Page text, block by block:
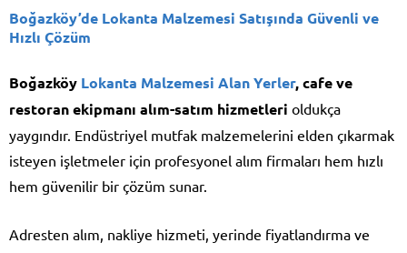
Boğazköy’de Lokanta Malzemesi Satışında Güvenli ve
Hızlı Çözüm
Boğazköy Lokanta Malzemesi Alan Yerler, cafe ve
restoran ekipmanı alım-satım hizmetleri oldukça
yaygındır. Endüstriyel mutfak malzemelerini elden çıkarmak
isteyen işletmeler için profesyonel alım firmaları hem hızlı
hem güvenilir bir çözüm sunar.
Adresten alım, nakliye hizmeti, yerinde fiyatlandırma ve